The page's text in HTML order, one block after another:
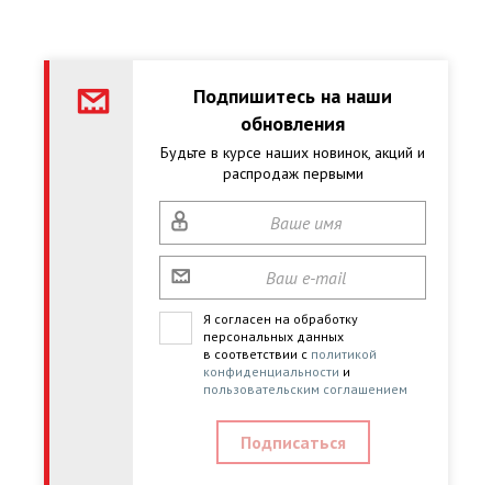
Подпишитесь на наши
обновления
Будьте в курсе наших новинок, акций и
распродаж первыми
Я согласен на обработку
персональных данных
в соответствии с политикой
конфиденциальности и
пользовательским соглашением